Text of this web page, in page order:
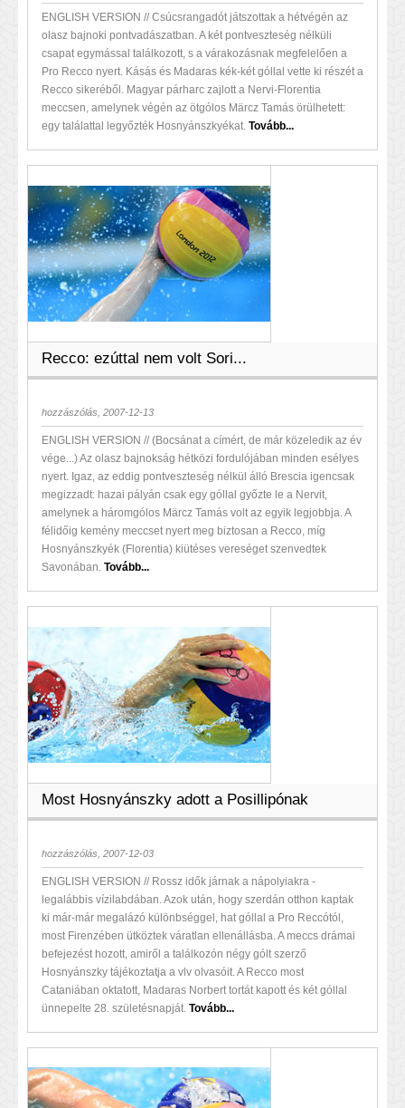
ENGLISH VERSION // Csúcsrangadót játszottak a hétvégén az
olasz bajnoki pontvadászatban. A két pontveszteség nélküli
csapat egymással találkozott, s a várakozásnak megfelelően a
Pro Recco nyert. Kásás és Madaras kék-két góllal vette ki részét a
Recco sikeréből. Magyar párharc zajlott a Nervi-Florentia
meccsen, amelynek végén az ötgólos Märcz Tamás örülhetett:
egy találattal legyőzték Hosnyánszkyékat. Tovább...
Recco: ezúttal nem volt Sori...
hozzászólás, 2007-12-13
ENGLISH VERSION // (Bocsánat a címért, de már közeledik az év
vége...) Az olasz bajnokság hétközi fordulójában minden esélyes
nyert. Igaz, az eddig pontveszteség nélkül álló Brescia igencsak
megizzadt: hazai pályán csak egy góllal győzte le a Nervit,
amelynek a háromgólos Märcz Tamás volt az egyik legjobbja. A
félidőig kemény meccset nyert meg biztosan a Recco, míg
Hosnyánszkyék (Florentia) kiütéses vereséget szenvedtek
Savonában. Tovább...
Most Hosnyánszky adott a Posillipónak
hozzászólás, 2007-12-03
ENGLISH VERSION // Rossz idők járnak a nápolyiakra -
legalábbis vízilabdában. Azok után, hogy szerdán otthon kaptak
ki már-már megalázó különbséggel, hat góllal a Pro Reccótól,
most Firenzében ütköztek váratlan ellenállásba. A meccs drámai
befejezést hozott, amiről a találkozón négy gólt szerző
Hosnyánszky tájékoztatja a vlv olvasóit. A Recco most
Cataniában oktatott, Madaras Norbert tortát kapott és két góllal
ünnepelte 28. születésnapját. Tovább...